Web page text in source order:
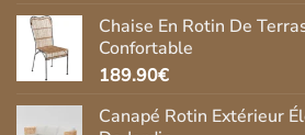
Chaise En Rotin De
Confortable
189.90€
Canapé Rotin Extérieur